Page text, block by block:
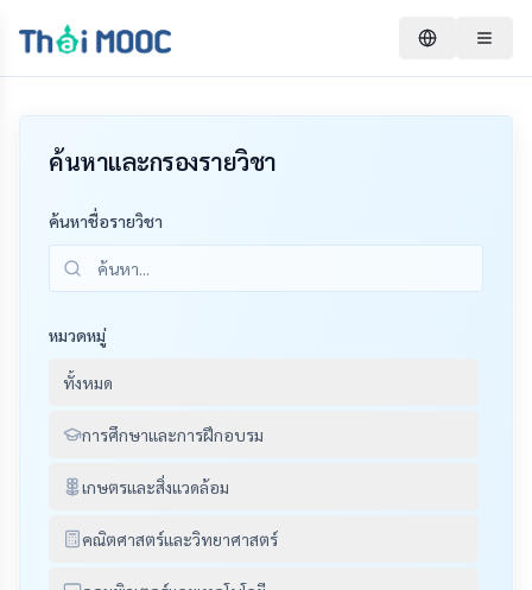
ค้นหาและกรองรายวิชา
ค้นหาชื่อรายวิชา
หมวดหมู่
ทั้งหมด
การศึกษาและการฝึกอบรม
เกษตรและสิ่งแวดล้อม
คณิตศาสตร์และวิทยาศาสตร์